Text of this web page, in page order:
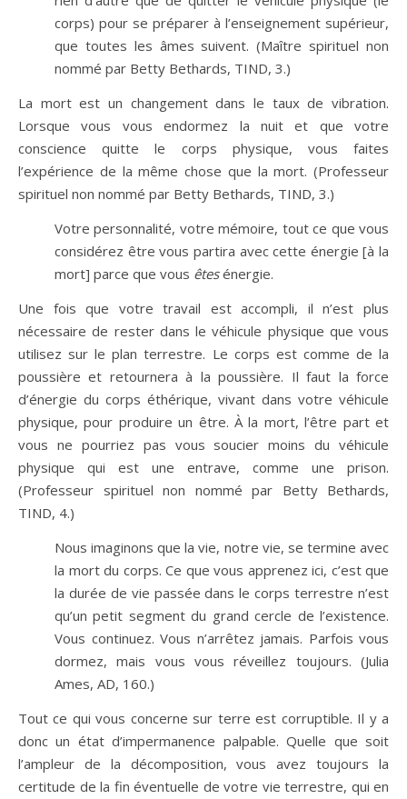
corps) pour se préparer à l’enseignement supérieur,
que toutes les âmes suivent. (Maître spirituel non
nommé par Betty Bethards, TIND, 3.)
La mort est un changement dans le taux de vibration.
Lorsque vous vous endormez la nuit et que votre
conscience quitte le corps physique, vous faites
l’expérience de la même chose que la mort. (Professeur
spirituel non nommé par Betty Bethards, TIND, 3.)
Votre personnalité, votre mémoire, tout ce que vous
considérez être vous partira avec cette énergie [à la
mort] parce que vous êtesénergie.
Une fois que votre travail est accompli, il n’est plus
nécessaire de rester dans le véhicule physique que vous
utilisez sur le plan terrestre. Le corps est comme de la
poussière et retournera à la poussière. Il faut la force
d’énergie du corps éthérique, vivant dans votre véhicule
physique, pour produire un être. À la mort, l’être part et
vous ne pourriez pas vous soucier moins du véhicule
physique qui est une entrave, comme une prison.
(Professeur spirituel non nommé par Betty Bethards,
TIND, 4.)
Nous imaginons que la vie, notre vie, se termine avec
la mort du corps. Ce que vous apprenez ici, c’est que
la durée de vie passée dans le corps terrestre n’est
qu’un petit segment du grand cercle de l’existence.
Vous continuez. Vous n’arrêtez jamais. Parfois vous
dormez, mais vous vous réveillez toujours. (Julia
Ames, AD, 160.)
Tout ce qui vous concerne sur terre est corruptible. Il y a
donc un état d’impermanence palpable. Quelle que soit
l’ampleur de la décomposition, vous avez toujours la
certitude de la fin éventuelle de votre vie terrestre, qui en